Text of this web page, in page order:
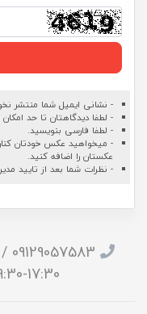
- نشانی ایمیل شما منتشر
- لطفا دیدگاهتان تا حد
- لطفا فارسی بنویسید.
- میخواهید عکس خودتان
عکستان را اضافه کنید.
- نظرات شما بعد از تایید
17:30-9:30 پنجشنبه 13:00-9:30